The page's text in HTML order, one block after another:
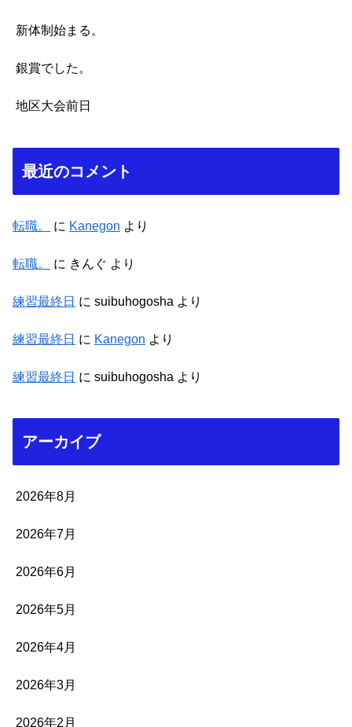
新体制始まる。
銀賞でした。
地区大会前日
最近のコメント
転職。 に Kanegon より
転職。 に きんぐ より
練習最終日 に suibuhogosha より
練習最終日 に Kanegon より
練習最終日 に suibuhogosha より
アーカイブ
2026年8月
2026年7月
2026年6月
2026年5月
2026年4月
2026年3月
2026年2月